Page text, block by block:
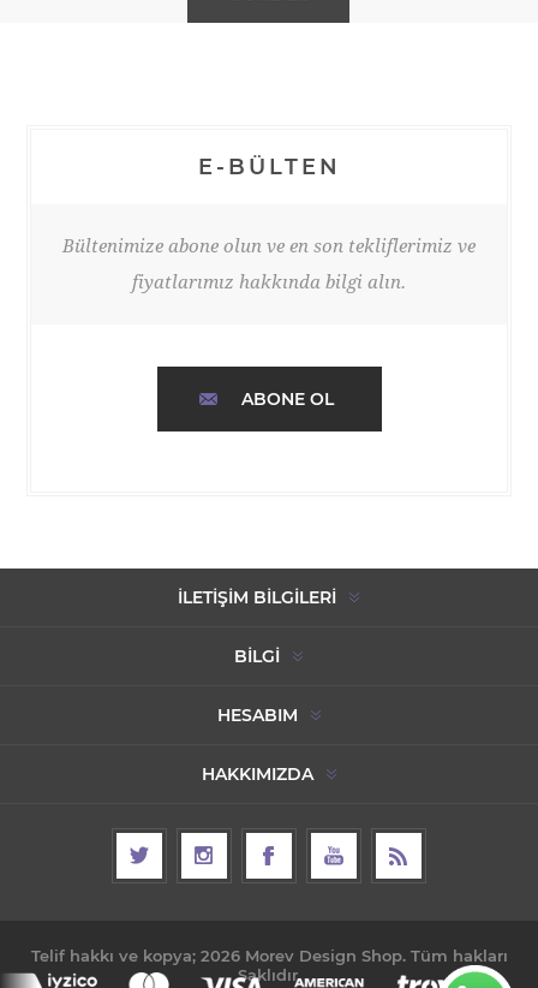
E-BÜLTEN
Bültenimize abone olun ve en son tekliflerimiz ve
fiyatlarımız hakkında bilgi alın.
ABONE OL
İLETIŞIM BILGILERI
BILGI
HESABIM
HAKKIMIZDA
Telif hakkı ve kopya; 2026 Morev Design Shop. Tüm hakları
Saklıdır.